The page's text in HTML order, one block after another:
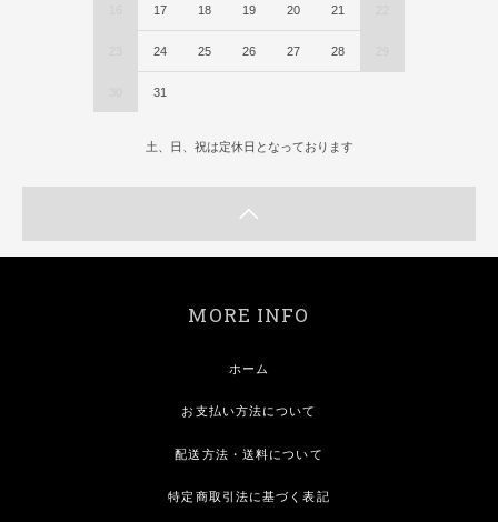
17 18 19 20 21
24 25 26 27 28
31
土、日、祝は定休日となっております
MORE INFO
ホーム
お支払い方法について
配送方法・送料について
特定商取引法に基づく表記